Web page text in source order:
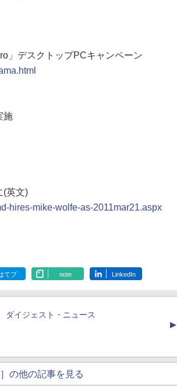
」デスクトップPCキャンペーン
施
(英文)
hires-mike-wolfe-as-2011mar21.aspx
てブ note LinkedIn
ダイジェスト・ニュース
▲
の他の記事を見る